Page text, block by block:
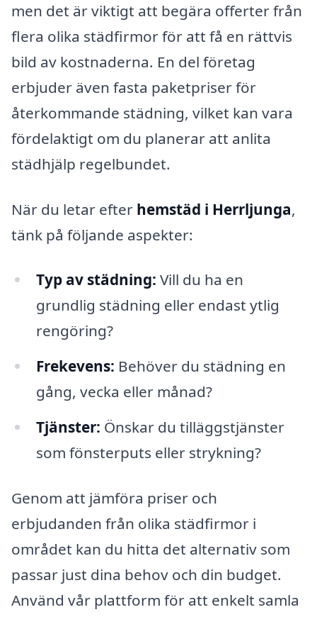
men det är viktigt att begära offerter från
flera olika städfirmor för att få en rättvis
bild av kostnaderna. En del företag
erbjuder även fasta paketpriser för
återkommande städning, vilket kan vara
fördelaktigt om du planerar att anlita
städhjälp regelbundet.
När du letar efter hemstäd i Herrljunga,
tänk på följande aspekter:
Typ av städning: Vill du ha en
grundlig städning eller endast ytlig
rengöring?
Frekevens: Behöver du städning en
gång, vecka eller månad?
Tjänster: Önskar du tilläggstjänster
som fönsterputs eller strykning?
Genom att jämföra priser och
erbjudanden från olika städfirmor i
området kan du hitta det alternativ som
passar just dina behov och din budget.
Använd vår plattform för att enkelt samla